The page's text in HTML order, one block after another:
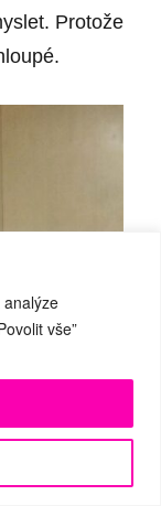
vše”
Protože